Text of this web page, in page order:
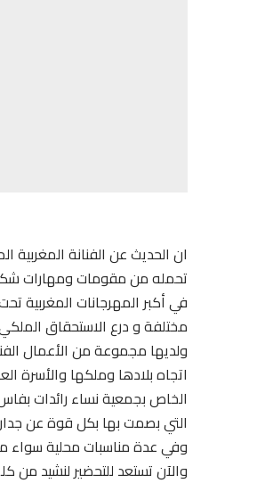
ان الحديث عن الفنانة
تحمله من مقومات ومهارات
في أكبر المهرجانات المغربية
مختلفة و درع الاستحقاق
ولديها مجموعة من الأعمال
اتجاه بلادها وملكها والأسرة
الخاص بجمعية نساء رائدات بفاس
التي بصمت بها بكل قوة عن
وفي عدة مناسبات محلية سواء
والآن تستعد للتحضير لنشيد من